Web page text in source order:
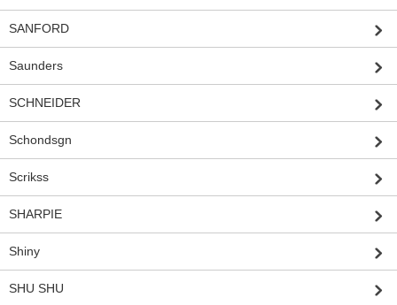
SANFORD
Saunders
SCHNEIDER
Schondsgn
Scrikss
SHARPIE
Shiny
SHU SHU